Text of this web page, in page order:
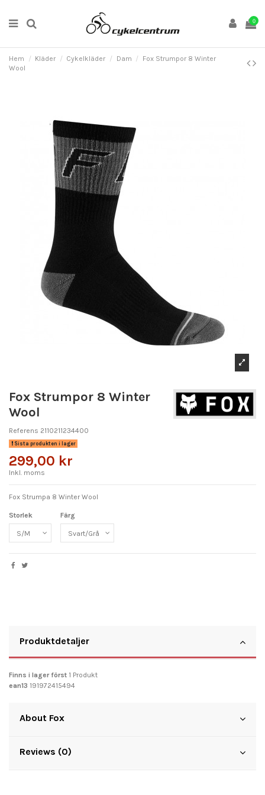
0
Hem Kläder Cykelkläder Dam
Fox Strumpor 8 Winter
Wool
Fox Strumpor 8 Winter
Wool
Referens 2110211234400
Sista produkten i lager
299,00 kr
Inkl. moms
Fox Strumpa 8 Winter Wool
Storlek Färg
Produktdetaljer
Finns i lager först 1 Produkt
ean13 191972415494
About Fox
Reviews (0)